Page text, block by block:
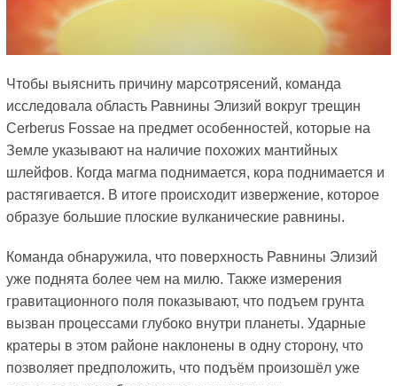
Чтобы выяснить причину марсотрясений, команда
исследовала область Равнины Элизий вокруг трещин
Cerberus Fossae на предмет особенностей, которые на
Земле указывают на наличие похожих мантийных
шлейфов. Когда магма поднимается, кора поднимается и
растягивается. В итоге происходит извержение, которое
образуе большие плоские вулканические равнины.
Команда обнаружила, что поверхность Равнины Элизий
уже поднята более чем на милю. Также измерения
гравитационного поля показывают, что подъем грунта
вызван процессами глубоко внутри планеты. Ударные
кратеры в этом районе наклонены в одну сторону, что
позволяет предположить, что подъём произошёл уже